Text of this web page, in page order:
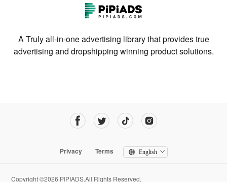
A Truly all-in-one advertising library that provides true
advertising and dropshipping winning product solutions.
Privacy Terms English
Copyright ©2026 PIPIADS.All Rights Reserved.